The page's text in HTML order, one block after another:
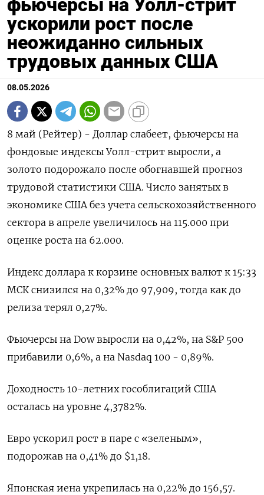
фьючерсы на Уолл-стрит
ускорили рост после
неожиданно сильных
трудовых данных США
08.05.2026
8 май (Рейтер) - Доллар слабеет, фьючерсы на
фондовые индексы Уолл-стрит выросли, а
золото подорожало ‌после обогнавшей прогноз
трудовой статистики США. Число занятых в
экономике США без учета сельскохозяйственного
сектора ​в апреле ​увеличилось ​на 115.000 ⁠при
оценке роста ‌на 62.000.
Индекс доллара к корзине ‌основных валют к 15:33
МСК снизился на ​0,32% до 97,909, тогда ‌как до
релиза терял 0,27%.
Фьючерсы ​на Dow выросли на 0,42%, на ‌S&P 500
прибавили 0,6%, а на Nasdaq 100 - 0,89%.
Доходность 10-летних ​гособлигаций США ​
осталась на ‌уровне 4,3782%.
Евро ускорил рост в паре ​с «зеленым»,
подорожав на 0,41% до $1,18.
Японская иена укрепилась на 0,22% до 156,57.